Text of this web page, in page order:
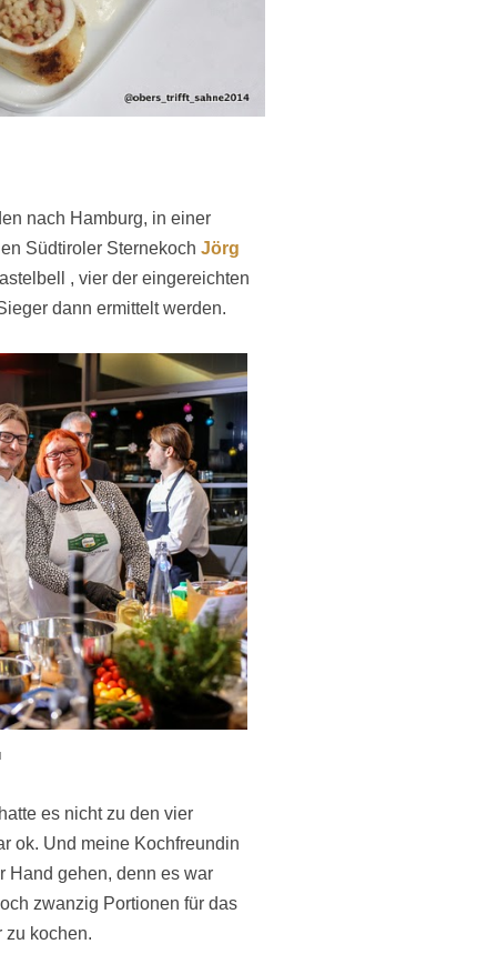
nach Hamburg, in einer
Südtiroler Sternekoch Jörg
, vier der eingereichten
dann ermittelt werden.
es nicht zu den vier
ok. Und meine Kochfreundin
Hand gehen, denn es war
zwanzig Portionen für das
zu kochen.